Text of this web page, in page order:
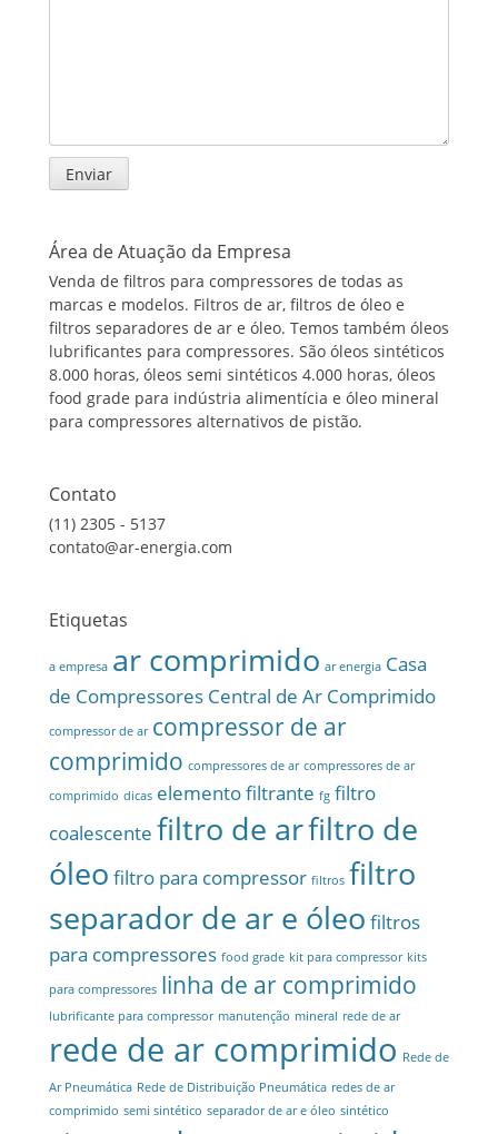
Área de Atuação da Empresa
Venda de filtros para compressores de todas as
marcas e modelos. Filtros de ar, filtros de óleo e
filtros separadores de ar e óleo. Temos também óleos
lubrificantes para compressores. São óleos sintéticos
8.000 horas, óleos semi sintéticos 4.000 horas, óleos
food grade para indústria alimentícia e óleo mineral
para compressores alternativos de pistão.
Contato
(11) 2305 - 5137
contato@ar-energia.com
Etiquetas
a empresa ar comprimido ar energia Casa
de Compressores Central de Ar Comprimido
compressor de ar compressor de ar
comprimido compressores de ar compressores de ar
comprimido dicas elemento filtrante fg filtro
coalescente filtro de arfiltro de
óleo filtro para compressor filtros filtro
separador de ar e óleo filtros
para compressores food grade kit para compressor kits
para compressores linha de ar comprimido
lubrificante para compressor manutenção mineral rede de ar
rede de ar comprimido Rede de
Ar Pneumática Rede de Distribuição Pneumática redes de ar
comprimido semi sintético separador de ar e óleo sintético